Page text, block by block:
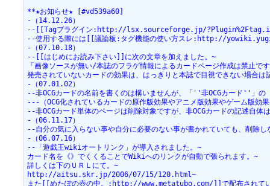
**★お知らせ★ [#vd539a60]
-（14.12.26）
--[[Tagプラグイン:http://lsx.sourceforge.jp/
--使用する際には[[議論板:タグ機能の使い方スレ:http://
-（07.10.18）
--[[はじめにお読み下さい]]に次の文章を加えました。~
「画像ソースが無い/本誌のフラゲ情報によるカードページ作成は禁止で
発売されていないカードの効果は、はっきりと本誌で目視できない場合は
-（07.01.02）
--非OCGカードの名前を書くのは構いませんが、「''非OCGカード''」
---（OCG化されているカードの原作版効果やアニメ版効果やゲーム版効
--非OCGカード単体のページは削除対象ですが、非OCGカードの記述自体
-（06.11.17）
--自分の気に入らない事や自分に必要のない事が書かれていても、削除し
-（06.07.16）
--「遊戯王wikiオートリンク」が導入されました。~
カード名を《》でくくることでWikiへのリンクが自動で張られます。~
詳しくは下のＵＲＬにて。~
http://aitsu.skr.jp/2006/07/15/120.html~
また[[めたぽの壺の中。:http://www.metatubo.com/]]で配布されて